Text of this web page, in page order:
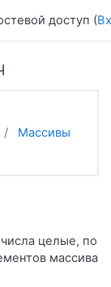
доступ (
Массивы
целые, по
массива